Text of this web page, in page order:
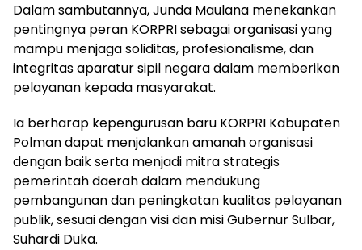
Dalam sambutannya, Junda Maulana menekankan
pentingnya peran KORPRI sebagai organisasi yang
mampu menjaga soliditas, profesionalisme, dan
integritas aparatur sipil negara dalam memberikan
pelayanan kepada masyarakat.
Ia berharap kepengurusan baru KORPRI Kabupaten
Polman dapat menjalankan amanah organisasi
dengan baik serta menjadi mitra strategis
pemerintah daerah dalam mendukung
pembangunan dan peningkatan kualitas pelayanan
publik, sesuai dengan visi dan misi Gubernur Sulbar,
Suhardi Duka.